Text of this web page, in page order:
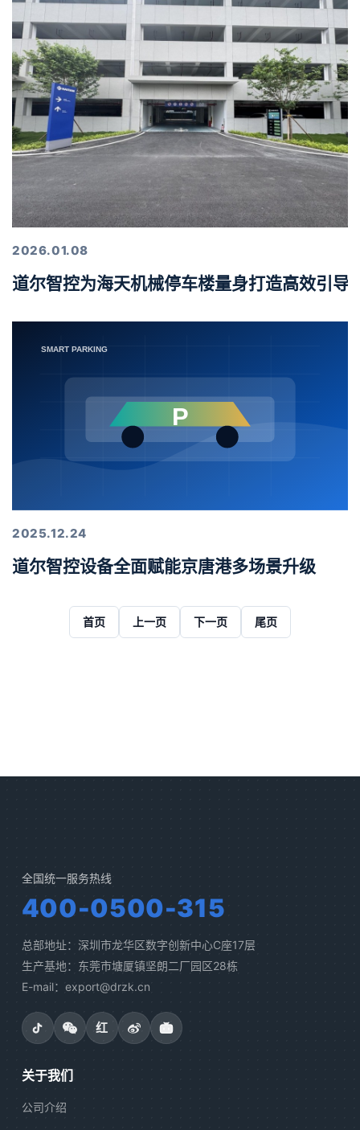
2026.01.08
道尔智控为海天机械停车楼量身打造高效引导
2025.12.24
道尔智控设备全面赋能京唐港多场景升级
首页 上一页 下一页 尾页
全国统一服务热线
400-0500-315
总部地址：深圳市龙华区数字创新中心C座17层
生产基地：东莞市塘厦镇坚朗二厂园区28栋
E-mail：export@drzk.cn
红
关于我们
公司介绍